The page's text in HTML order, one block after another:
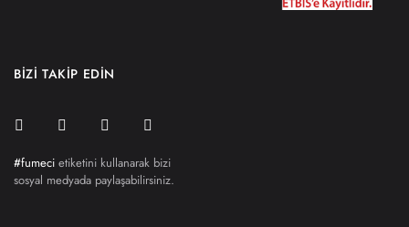
BİZİ TAKİP EDİN
#fumeci etiketini kullanarak bizi
sosyal medyada paylaşabilirsiniz.